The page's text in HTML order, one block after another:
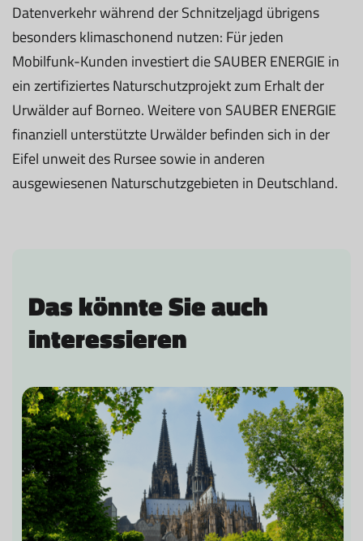
Datenverkehr während der Schnitzeljagd übrigens
besonders klimaschonend nutzen: Für jeden
Mobilfunk-Kunden investiert die SAUBER ENERGIE in
ein zertifiziertes Naturschutzprojekt zum Erhalt der
Urwälder auf Borneo. Weitere von SAUBER ENERGIE
finanziell unterstützte Urwälder befinden sich in der
Eifel unweit des Rursee sowie in anderen
ausgewiesenen Naturschutzgebieten in Deutschland.
Das könnte Sie auch
interessieren